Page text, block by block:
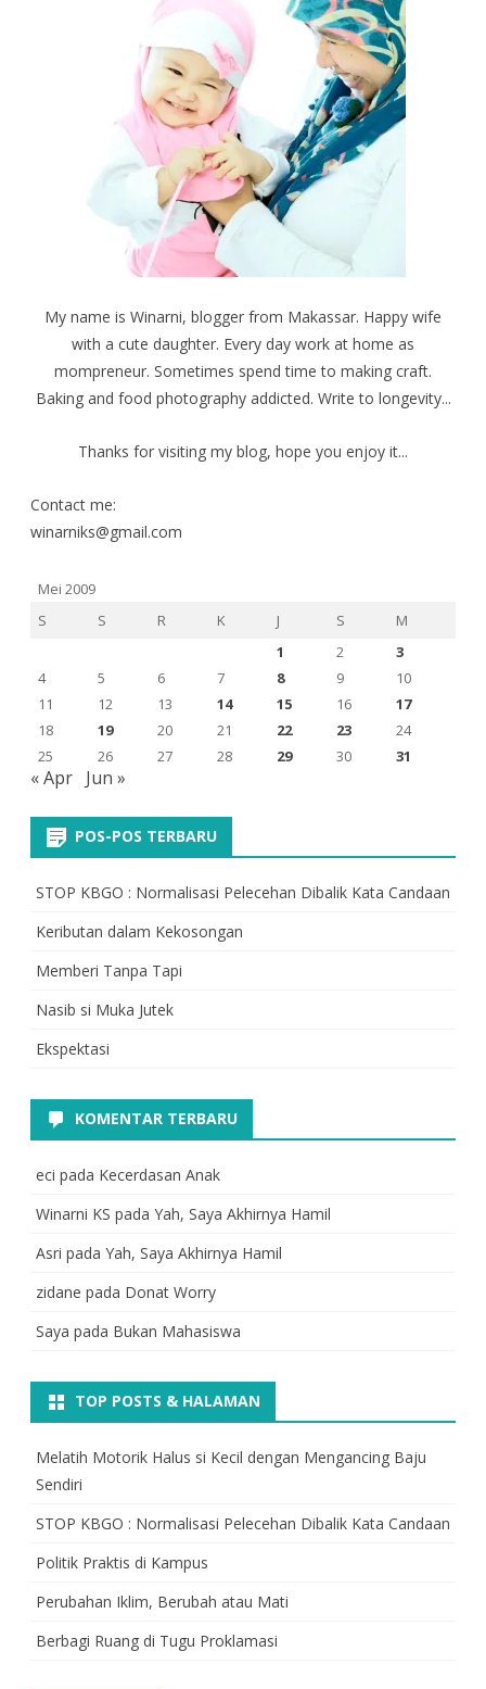
My name is Winarni, blogger from Makassar. Happy wife
with a cute daughter. Every day work at home as
mompreneur. Sometimes spend time to making craft.
Baking and food photography addicted. Write to longevity...
Thanks for visiting my blog, hope you enjoy it...
Contact me:
winarniks@gmail.com
Mei 2009
S
S R K J S
M
1
2
3
4
5 6 7 8 9
10
11
12 13 14 15 16
17
18
19 20 21 22 23
24
25
26 27 28 29 30 31
« Apr Jun »
POS-POS TERBARU
STOP KBGO : Normalisasi Pelecehan Dibalik Kata Candaan
Keributan dalam Kekosongan
Memberi Tanpa Tapi
Nasib si Muka Jutek
Ekspektasi
KOMENTAR TERBARU
eci pada Kecerdasan Anak
Winarni KS pada Yah, Saya Akhirnya Hamil
Asri pada Yah, Saya Akhirnya Hamil
zidane pada Donat Worry
Saya pada Bukan Mahasiswa
TOP POSTS & HALAMAN
Melatih Motorik Halus si Kecil dengan Mengancing Baju
Sendiri
STOP KBGO : Normalisasi Pelecehan Dibalik Kata Candaan
Politik Praktis di Kampus
Perubahan Iklim, Berubah atau Mati
Berbagi Ruang di Tugu Proklamasi